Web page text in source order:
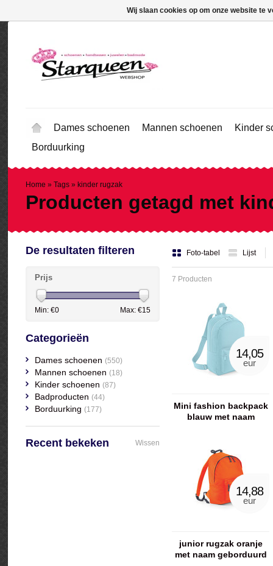
Dames schoenen Mannen schoenen
Kinder
Borduurking
Home » Tags » kinder rugzak
Producten getagd met
Foto-tabel Lijst
7 Producten
14,05
eur
Mini fashion backpack
blauw met naam
14,88
eur
junior rugzak oranje
met naam geborduurd
De resultaten filteren
Prijs
Min: €0 Max: €15
Categorieën
Dames schoenen (550)
Mannen schoenen (18)
Kinder schoenen (87)
Badproducten (44)
Borduurking (177)
Recent bekeken Wissen
Wij slaan cookies op om onze website te